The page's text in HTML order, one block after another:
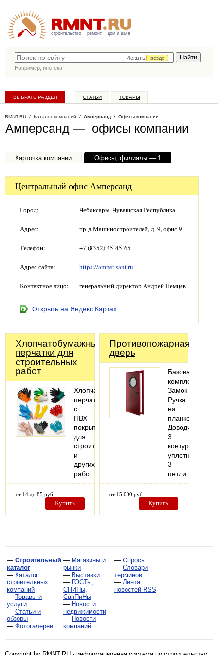
строительство ремонт дом и дача
Искать
везде
Например, ипотека
ВЫБРАТЬ РАЗДЕЛ СТАТЬИ ТОВАРЫ
RMNT.RU / Каталог компаний / Амперсанд / Офисы компании
Амперсанд — офисы компании
Карточка компании Офисы, филиалы — 1
Центральный офис Амперсанд
Город: Чебоксары, Чувашская Республика
Адрес: пр-д Машиностроителей, д. 9, офис 9
Телефон: +7 (8352) 45-45-65
Адрес сайта: https://amper-sant.ru
Контактное лицо: генеральный директор Андрей Немцев
Открыть на Яндекс.Картах
Хлопчатобумажные
перчатки для
строительных
работ
Хлопчатобумажные
перчатки
с
ПВХ
покрытием
для
строительных
и
других
работ
от 14 до 85 руб
Купить
Противопожарная
дверь
Базовая
комплектация:
Замок
Ручка
на
планке
Доводчик
3
контура
уплотнения
3
петли
от 15 000 руб
Купить
— Строительный
каталог
— Каталог
строительных
компаний
— Товары и
услуги
— Статьи и
обзоры
— Фотогалереи
— Магазины и
рынки
— Выставки
— ГОСТы,
СНИПы,
СанПиНы
— Новости
недвижимости
— Новости
компаний
— Опросы
— Словари
терминов
— Лента
новостей RSS